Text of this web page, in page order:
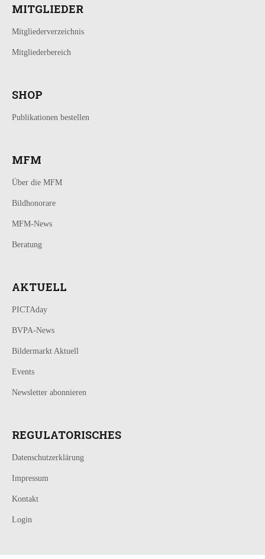
MITGLIEDER
Mitgliederverzeichnis
Mitgliederbereich
SHOP
Publikationen bestellen
MFM
Über die MFM
Bildhonorare
MFM-News
Beratung
AKTUELL
PICTAday
BVPA-News
Bildermarkt Aktuell
Events
Newsletter abonnieren
REGULATORISCHES
Datenschutzerklärung
Impressum
Kontakt
Login